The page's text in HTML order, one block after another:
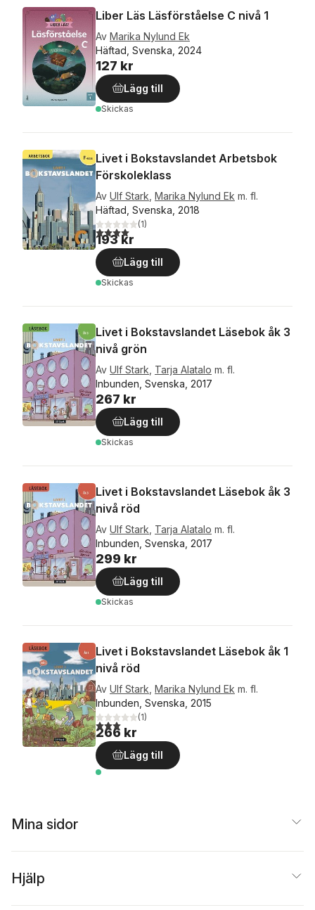
Liber Läs Läsförståelse C nivå 1
Av Marika Nylund Ek
Häftad, Svenska, 2024
127 kr
Lägg till
Skickas
Livet i Bokstavslandet Arbetsbok
Förskoleklass
Av Ulf Stark Marika Nylund Ek m. fl.
Häftad, Svenska, 2018
4,0utav 5 stjärnor. Totalt antal röster:
(1)
193 kr
Lägg till
Skickas
Livet i Bokstavslandet Läsebok åk 3
nivå grön
Av Ulf Stark Tarja Alatalo m. fl.
Inbunden, Svenska, 2017
267 kr
Lägg till
Skickas
Livet i Bokstavslandet Läsebok åk 3
nivå röd
Av Ulf Stark Tarja Alatalo m. fl.
Inbunden, Svenska, 2017
299 kr
Lägg till
Skickas
Livet i Bokstavslandet Läsebok åk 1
nivå röd
Av Ulf Stark Marika Nylund Ek m. fl.
Inbunden, Svenska, 2015
3,0utav 5 stjärnor. Totalt antal röster:
(1)
266 kr
Lägg till
Mina sidor
Hjälp